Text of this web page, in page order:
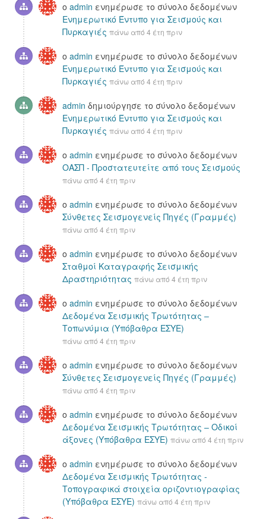
ο admin ενημέρωσε το σύνολο δεδομένων
Ενημερωτικό Έντυπο για Σεισμούς και
Πυρκαγιές πάνω από 4 έτη πριν
ο admin ενημέρωσε το σύνολο δεδομένων
Ενημερωτικό Έντυπο για Σεισμούς και
Πυρκαγιές πάνω από 4 έτη πριν
admin δημιούργησε το σύνολο δεδομένων
Ενημερωτικό Έντυπο για Σεισμούς και
Πυρκαγιές πάνω από 4 έτη πριν
ο admin ενημέρωσε το σύνολο δεδομένων
ΟΑΣΠ - Προστατευτείτε από τους Σεισμούς
πάνω από 4 έτη πριν
ο admin ενημέρωσε το σύνολο δεδομένων
Σύνθετες Σεισμογενείς Πηγές (Γραμμές)
πάνω από 4 έτη πριν
ο admin ενημέρωσε το σύνολο δεδομένων
Σταθμοί Καταγραφής Σεισμικής
Δραστηριότητας πάνω από 4 έτη πριν
ο admin ενημέρωσε το σύνολο δεδομένων
Δεδομένα Σεισμικής Τρωτότητας –
Τοπωνύμια (Υπόβαθρα ΕΣΥΕ)
πάνω από 4 έτη πριν
ο admin ενημέρωσε το σύνολο δεδομένων
Σύνθετες Σεισμογενείς Πηγές (Γραμμές)
πάνω από 4 έτη πριν
ο admin ενημέρωσε το σύνολο δεδομένων
Δεδομένα Σεισμικής Τρωτότητας – Οδικοί
άξονες (Υπόβαθρα ΕΣΥΕ) πάνω από 4 έτη πριν
ο admin ενημέρωσε το σύνολο δεδομένων
Δεδομένα Σεισμικής Τρωτότητας -
Τοπογραφικά στοιχεία οριζοντιογραφίας
(Υπόβαθρα ΕΣΥΕ) πάνω από 4 έτη πριν